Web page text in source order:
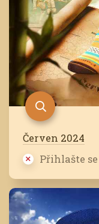
Červen 2024
Přihlašte